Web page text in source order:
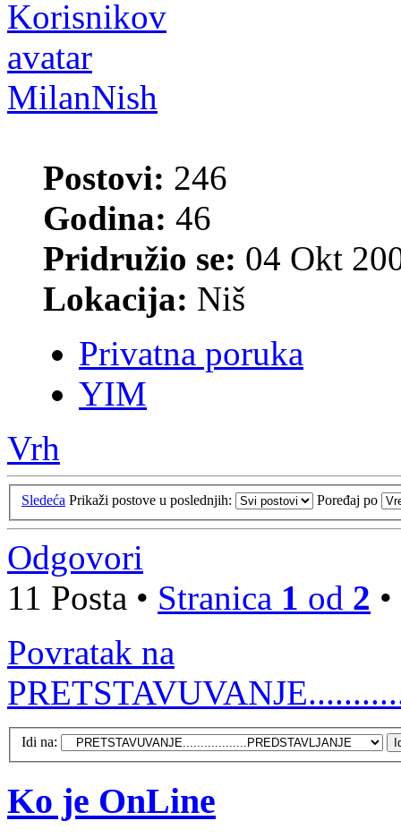
MilanNish
Postovi: 246
Godina: 46
Pridružio se: 04 Okt
Lokacija: Niš
Privatna poruka
YIM
Vrh
Sledeća Prikaži postove u poslednjih: Poređaj po
Odgovori
11 Posta • Stranica 1 od 2 •
Povratak na
Idi na:
Ko je OnLine